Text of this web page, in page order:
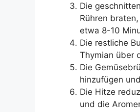
Die
Rühren
etwa 8-10
Die restliche
Thymian über
Die
hinzufügen
Die Hitze
und die